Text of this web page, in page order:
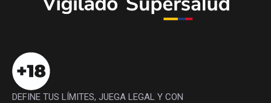
DEFINE TUS LÍMITES, JUEGA LEGAL Y CON